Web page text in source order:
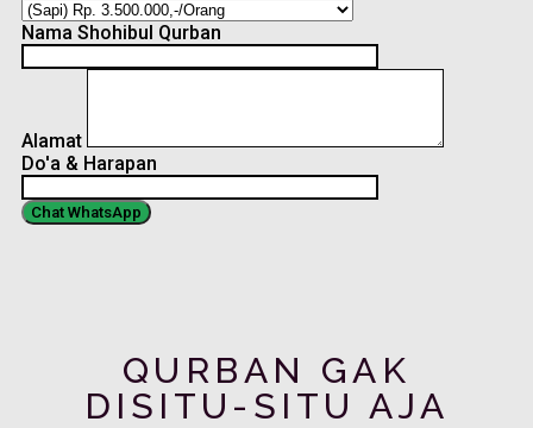
Nama Shohibul Qurban
Alamat
Do'a & Harapan
Chat WhatsApp
QURBAN GAK
DISITU-SITU AJA